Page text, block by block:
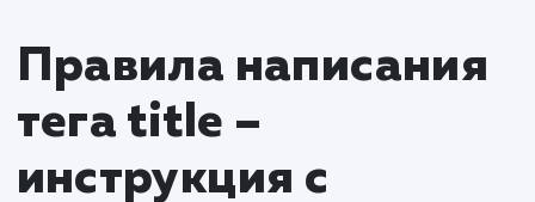
неизменных позициях
посещаемость сайта. Это, в свою
положительно сказывается на